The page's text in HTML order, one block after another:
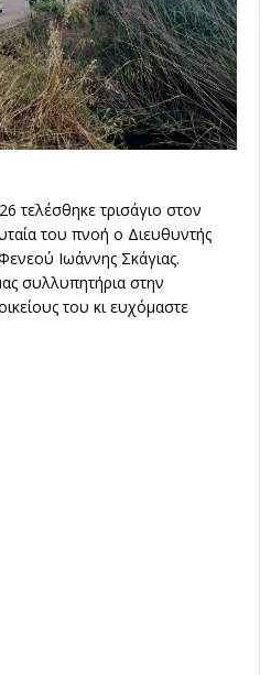
τελέσθηκε τρισάγιο στον
του πνοή ο Διευθυντής
Ιωάννης Σκάγιας.
συλλυπητήρια στην
του κι ευχόμαστε